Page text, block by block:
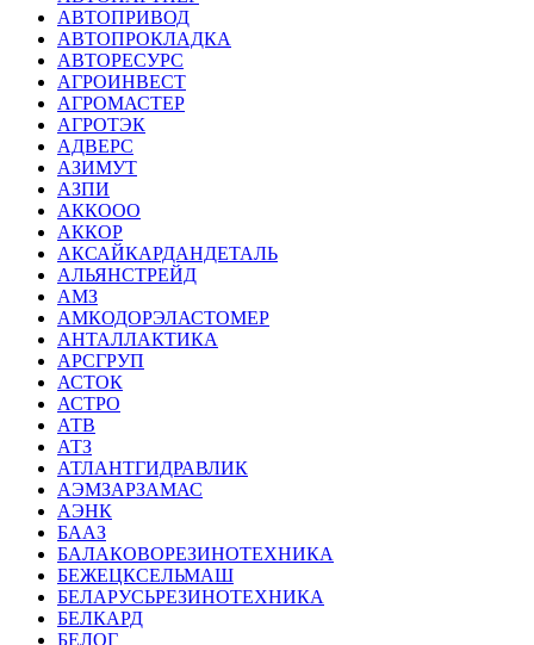
АВТОПРИВОД
АВТОПРОКЛАДКА
АВТОРЕСУРС
АГРОИНВЕСТ
АГРОМАСТЕР
АГРОТЭК
АДВЕРС
АЗИМУТ
АЗПИ
АККООО
АККОР
АКСАЙКАРДАНДЕТАЛЬ
АЛЬЯНСТРЕЙД
АМЗ
АМКОДОРЭЛАСТОМЕР
АНТАЛЛАКТИКА
АРСГРУП
АСТОК
АСТРО
АТВ
АТЗ
АТЛАНТГИДРАВЛИК
АЭМЗАРЗАМАС
АЭНК
БААЗ
БАЛАКОВОРЕЗИНОТЕХНИКА
БЕЖЕЦКСЕЛЬМАШ
БЕЛАРУСЬРЕЗИНОТЕХНИКА
БЕЛКАРД
БЕЛОГ